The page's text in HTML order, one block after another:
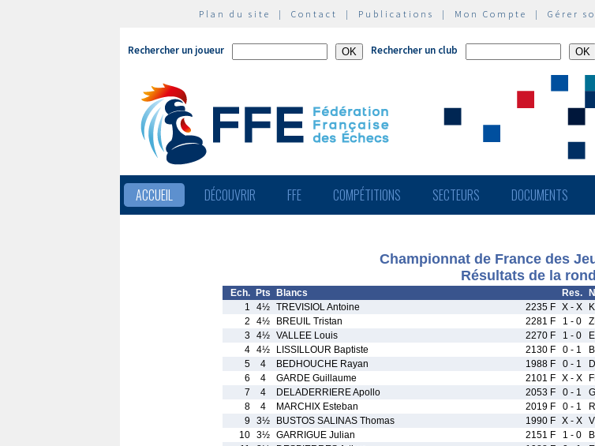
Plan du site | Contact | Publications | Mon Compte | Gérer
Rechercher un joueur Rechercher un club
ACCUEIL DÉCOUVRIR FFE COMPÉTITIONS SECTEURS DOCUMENTS
Championnat de France des
Résultats de la
Ech. Pts Blancs Res.
1
4½ TREVISIOL Antoine 2235 F X - X
2
4½ BREUIL Tristan 2281 F 1 - 0
3
4½ VALLEE Louis 2270 F 1 - 0
4 4½ LISSILLOUR Baptiste 2130 F 0 - 1
5
4 BEDHOUCHE Rayan 1988 F 0 - 1
6
4 GARDE Guillaume 2101 F X - X
7
4 DELADERRIERE Apollo 2053 F 0 - 1
8
4 MARCHIX Esteban 2019 F 0 - 1
9
3½ BUSTOS SALINAS Thomas 1990 F X - X
10 3½ GARRIGUE Julian 2151 F 1 - 0